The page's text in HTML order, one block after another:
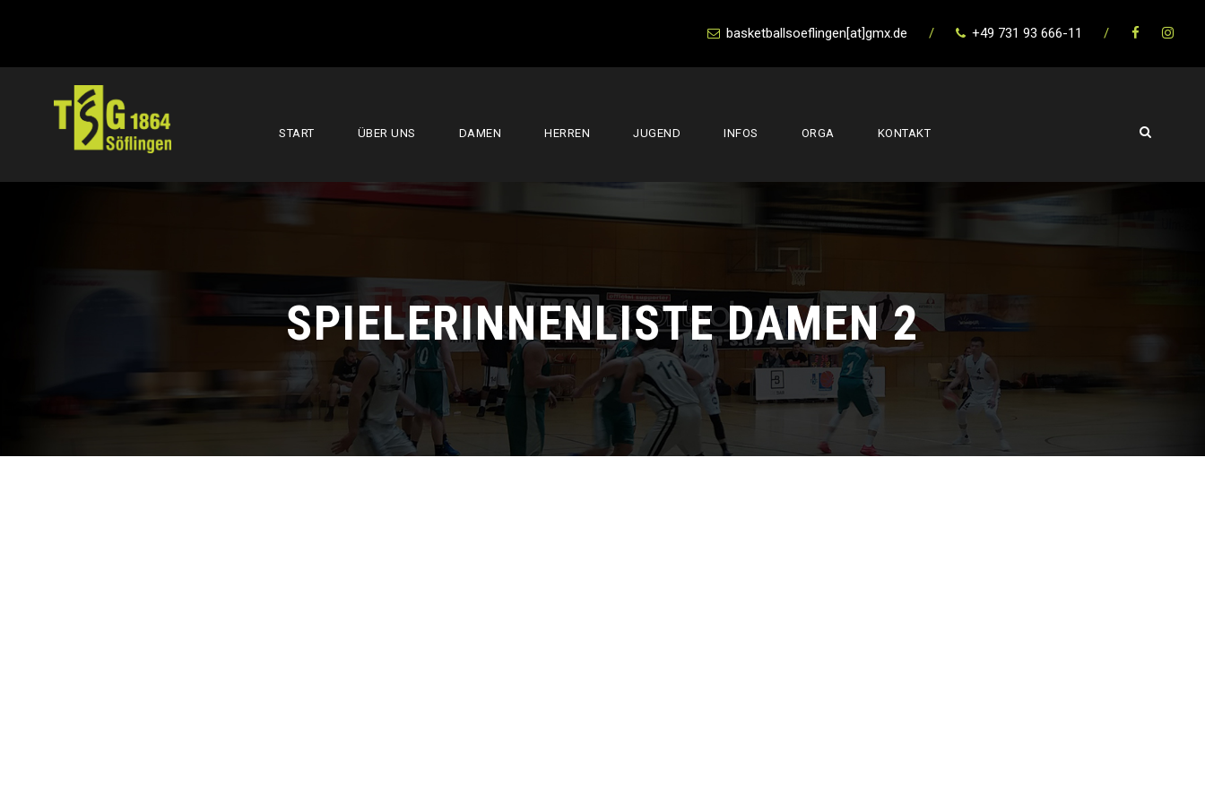
basketballsoeflingen[at]gmx.de / +49 731 93 666-11 /
START ÜBER UNS DAMEN HERREN JUGEND INFOS ORGA KONTAKT
SPIELERINNENLISTE DAMEN 2